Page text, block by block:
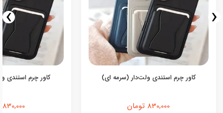
کاور چرم استندی ولت‌دار (سرمه ای)
830,000 تومان
کاور چرم استندی
830,000 تومان
‹
›